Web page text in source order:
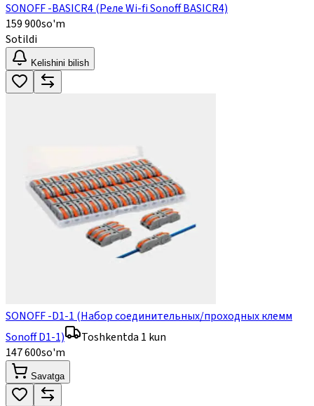
SONOFF -BASICR4 (Реле Wi-fi Sonoff BASICR4)
159 900so'm
Sotildi
Kelishini bilish
SONOFF -D1-1 (Набор соединительных/проходных клемм
Sonoff D1-1)
Toshkentda 1 kun
147 600so'm
Savatga